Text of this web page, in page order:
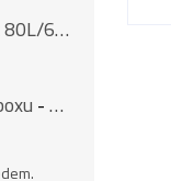
Polystyrenový termobox 80L/62Kg
- Nugety 16 mm